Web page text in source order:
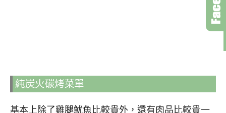
純炭火碳烤菜單
基本上除了雞腿魷魚比較貴外，還有肉品比較貴一